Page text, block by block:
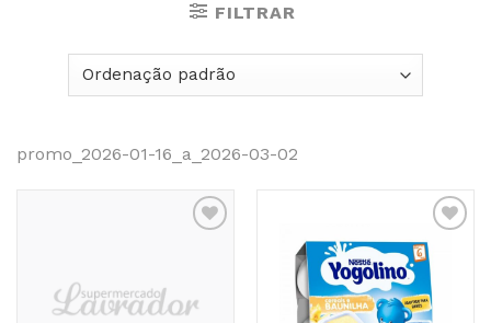
FILTRAR
promo_2026-01-16_a_2026-03-02
Favoritos
Adicionar
aos
Favoritos